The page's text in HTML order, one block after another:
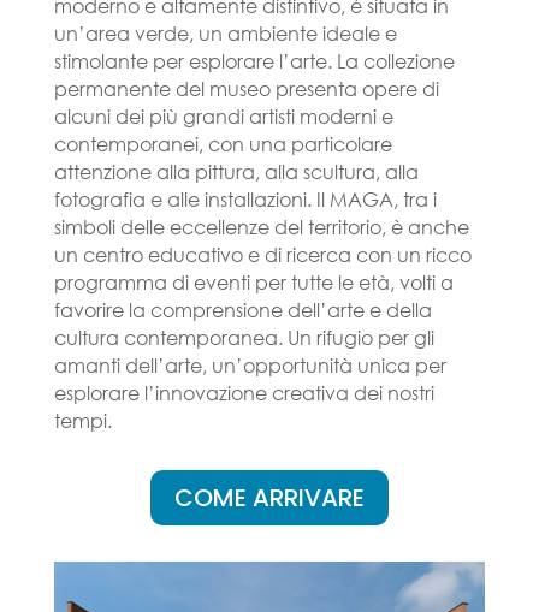
moderno e altamente distintivo, è situata in
un’area verde, un ambiente ideale e
stimolante per esplorare l’arte. La collezione
permanente del museo presenta opere di
alcuni dei più grandi artisti moderni e
contemporanei, con una particolare
attenzione alla pittura, alla scultura, alla
fotografia e alle installazioni. Il MAGA, tra i
simboli delle eccellenze del territorio, è anche
un centro educativo e di ricerca con un ricco
programma di eventi per tutte le età, volti a
favorire la comprensione dell’arte e della
cultura contemporanea. Un rifugio per gli
amanti dell’arte, un’opportunità unica per
esplorare l’innovazione creativa dei nostri
tempi.
COME ARRIVARE